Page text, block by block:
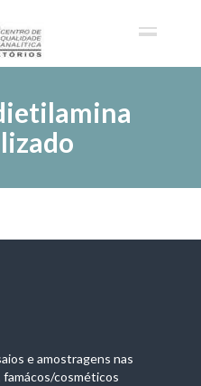
e amostragens nas
famácos/cosméticos